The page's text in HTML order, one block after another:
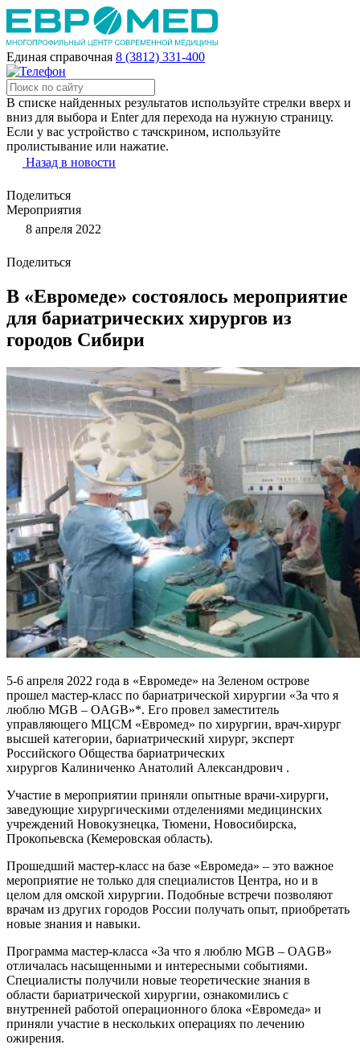
Единая справочная 8 (3812) 331-400
В списке найденных результатов используйте стрелки вверх и
вниз для выбора и Enter для перехода на нужную страницу.
Если у вас устройство с тачскрином, используйте
пролистывание или нажатие.
Назад в новости
Поделиться
Мероприятия
8 апреля 2022
Поделиться
В «Евромеде» состоялось мероприятие
для бариатрических хирургов из
городов Сибири
5-6 апреля 2022 года в «Евромеде» на Зеленом острове
прошел мастер-класс по бариатрической хирургии «За что я
люблю MGB – OAGB»*. Его провел заместитель
управляющего МЦСМ «Евромед» по хирургии, врач-хирург
высшей категории, бариатрический хирург, эксперт
Российского Общества бариатрических
хирургов Калиниченко Анатолий Александрович .
Участие в мероприятии приняли опытные врачи-хирурги,
заведующие хирургическими отделениями медицинских
учреждений Новокузнецка, Тюмени, Новосибирска,
Прокопьевска (Кемеровская область).
Прошедший мастер-класс на базе «Евромеда» – это важное
мероприятие не только для специалистов Центра, но и в
целом для омской хирургии. Подобные встречи позволяют
врачам из других городов России получать опыт, приобретать
новые знания и навыки.
Программа мастер-класса «За что я люблю MGB – OAGB»
отличалась насыщенными и интересными событиями.
Специалисты получили новые теоретические знания в
области бариатрической хирургии, ознакомились с
внутренней работой операционного блока «Евромеда» и
приняли участие в нескольких операциях по лечению
ожирения.